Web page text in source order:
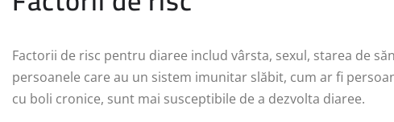
Factorii de risc pentru diaree includ vârsta, sexul, starea de
persoanele care au un sistem imunitar slăbit, cum ar fi
cu boli cronice, sunt mai susceptibile de a dezvolta diaree.